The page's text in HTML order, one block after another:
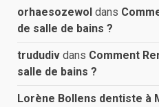
orhaesozewol dans
de salle de bains ?
trududiv dans Comment
salle de bains ?
Lorène Bollens dentiste à